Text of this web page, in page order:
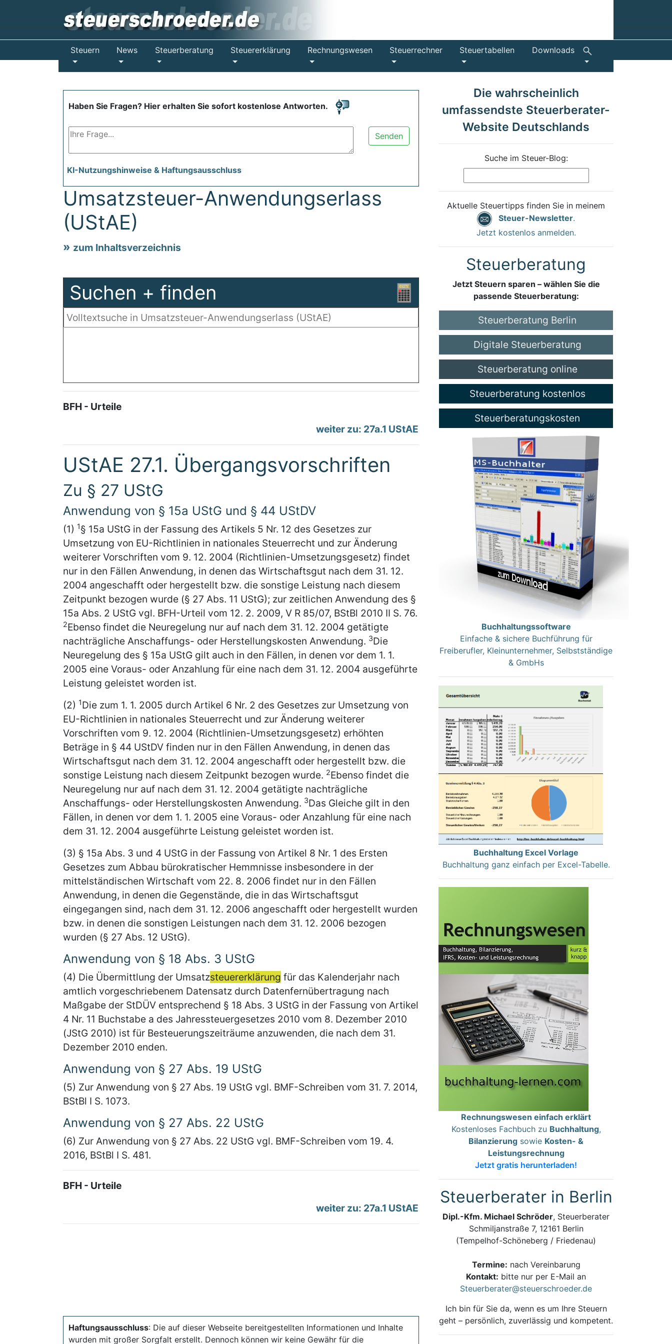
Steuern News Steuerberatung Steuererklärung Rechnungswesen Steuerrechner Steuertabellen Downloads
Haben Sie Fragen? Hier erhalten Sie sofort kostenlose Antworten.
Senden
KI-Nutzungshinweise & Haftungsausschluss
Umsatzsteuer-Anwendungserlass
(UStAE)
zum Inhaltsverzeichnis
Suchen + finden
BFH - Urteile
weiter zu: 27a.1 UStAE
UStAE 27.1. Übergangsvorschriften
Zu § 27 UStG
Anwendung von § 15a UStG und § 44 UStDV
(1) 1§ 15a UStG in der Fassung des Artikels 5 Nr. 12 des Gesetzes zur
Umsetzung von EU-Richtlinien in nationales Steuerrecht und zur Änderung
weiterer Vorschriften vom 9. 12. 2004 (Richtlinien-Umsetzungsgesetz) findet
nur in den Fällen Anwendung, in denen das Wirtschaftsgut nach dem 31. 12.
2004 angeschafft oder hergestellt bzw. die sonstige Leistung nach diesem
Zeitpunkt bezogen wurde (§ 27 Abs. 11 UStG); zur zeitlichen Anwendung des §
15a Abs. 2 UStG vgl. BFH-Urteil vom 12. 2. 2009, V R 85/07, BStBl 2010 II S. 76.
2Ebenso findet die Neuregelung nur auf nach dem 31. 12. 2004 getätigte
nachträgliche Anschaffungs- oder Herstellungskosten Anwendung. 3Die
Neuregelung des § 15a UStG gilt auch in den Fällen, in denen vor dem 1. 1.
2005 eine Voraus- oder Anzahlung für eine nach dem 31. 12. 2004 ausgeführte
Leistung geleistet worden ist.
(2) 1Die zum 1. 1. 2005 durch Artikel 6 Nr. 2 des Gesetzes zur Umsetzung von
EU-Richtlinien in nationales Steuerrecht und zur Änderung weiterer
Vorschriften vom 9. 12. 2004 (Richtlinien-Umsetzungsgesetz) erhöhten
Beträge in § 44 UStDV finden nur in den Fällen Anwendung, in denen das
Wirtschaftsgut nach dem 31. 12. 2004 angeschafft oder hergestellt bzw. die
sonstige Leistung nach diesem Zeitpunkt bezogen wurde. 2Ebenso findet die
Neuregelung nur auf nach dem 31. 12. 2004 getätigte nachträgliche
Anschaffungs- oder Herstellungskosten Anwendung. 3Das Gleiche gilt in den
Fällen, in denen vor dem 1. 1. 2005 eine Voraus- oder Anzahlung für eine nach
dem 31. 12. 2004 ausgeführte Leistung geleistet worden ist.
(3) § 15a Abs. 3 und 4 UStG in der Fassung von Artikel 8 Nr. 1 des Ersten
Gesetzes zum Abbau bürokratischer Hemmnisse insbesondere in der
mittelständischen Wirtschaft vom 22. 8. 2006 findet nur in den Fällen
Anwendung, in denen die Gegenstände, die in das Wirtschaftsgut
eingegangen sind, nach dem 31. 12. 2006 angeschafft oder hergestellt wurden
bzw. in denen die sonstigen Leistungen nach dem 31. 12. 2006 bezogen
wurden (§ 27 Abs. 12 UStG).
Anwendung von § 18 Abs. 3 UStG
(4) Die Übermittlung der Umsatzsteuererklärung für das Kalenderjahr nach
amtlich vorgeschriebenem Datensatz durch Datenfernübertragung nach
Maßgabe der StDÜV entsprechend § 18 Abs. 3 UStG in der Fassung von Artikel
4 Nr. 11 Buchstabe a des Jahressteuergesetzes 2010 vom 8. Dezember 2010
(JStG 2010) ist für Besteuerungszeiträume anzuwenden, die nach dem 31.
Dezember 2010 enden.
Anwendung von § 27 Abs. 19 UStG
(5) Zur Anwendung von § 27 Abs. 19 UStG vgl. BMF-Schreiben vom 31. 7. 2014,
BStBl I S. 1073.
Anwendung von § 27 Abs. 22 UStG
(6) Zur Anwendung von § 27 Abs. 22 UStG vgl. BMF-Schreiben vom 19. 4.
2016, BStBl I S. 481.
BFH - Urteile
weiter zu: 27a.1 UStAE
Haftungsausschluss: Die auf dieser Webseite bereitgestellten Informationen und Inhalte
wurden mit großer Sorgfalt erstellt. Dennoch können wir keine Gewähr für die
Die wahrscheinlich
umfassendste Steuerberater-
Website Deutschlands
Suche im Steuer-Blog:
Aktuelle Steuertipps finden Sie in meinem
Steuer-Newsletter.
Jetzt kostenlos anmelden.
Steuerberatung
Jetzt Steuern sparen – wählen Sie die
passende Steuerberatung:
Steuerberatung Berlin
Digitale Steuerberatung
Steuerberatung online
Steuerberatung kostenlos
Steuerberatungskosten
Buchhaltungssoftware
Einfache & sichere Buchführung für
Freiberufler, Kleinunternehmer, Selbstständige
& GmbHs
Buchhaltung Excel Vorlage
Buchhaltung ganz einfach per Excel-Tabelle.
Rechnungswesen einfach erklärt
Kostenloses Fachbuch zu Buchhaltung,
Bilanzierung sowie Kosten- &
Leistungsrechnung
Jetzt gratis herunterladen!
Steuerberater in Berlin
Dipl.-Kfm. Michael Schröder, Steuerberater
Schmiljanstraße 7, 12161 Berlin
(Tempelhof-Schöneberg / Friedenau)
Termine: nach Vereinbarung
Kontakt: bitte nur per E-Mail an
Steuerberater@steuerschroeder.de
Ich bin für Sie da, wenn es um Ihre Steuern
geht – persönlich, zuverlässig und kompetent.